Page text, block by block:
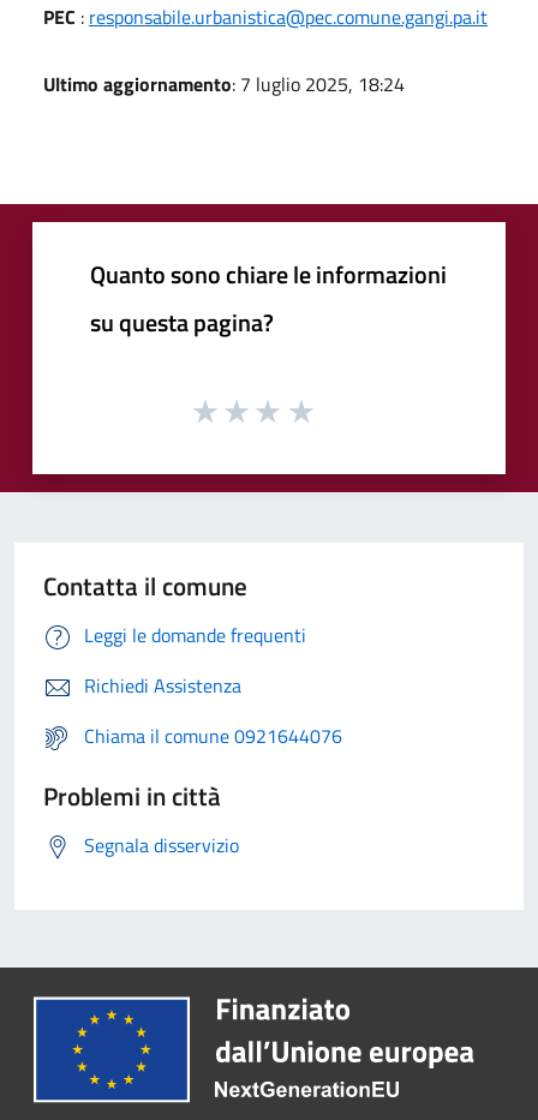
PEC : responsabile.urbanistica@pec.comune.gangi.pa.it
Ultimo aggiornamento: 7 luglio 2025, 18:24
Quanto sono chiare le informazioni
su questa pagina?
Contatta il comune
Leggi le domande frequenti
Richiedi Assistenza
Chiama il comune 0921644076
Problemi in città
Segnala disservizio